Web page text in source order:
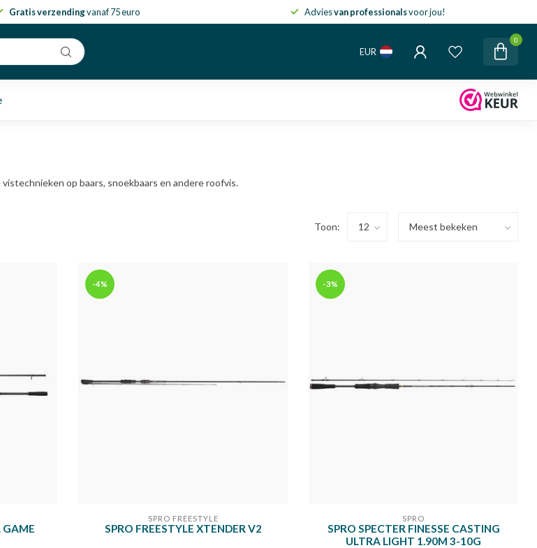
Gratis verzendingvanaf 75 euro Adviesvan professionalsvoor jou!
EUR
0
op baars, snoekbaars en andere roofvis.
Toon:
GAME
-4%
SPRO FREESTYLE
SPRO FREESTYLE XTENDER V2
-3%
SPRO
SPRO SPECTER FINESSE CASTING
ULTRA LIGHT 1.90M 3-10G